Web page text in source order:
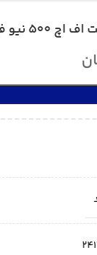
نیو فیس